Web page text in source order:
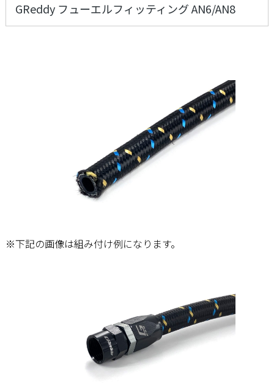
GReddy フューエルフィッティング AN6/AN8
※下記の画像は組み付け例になります。